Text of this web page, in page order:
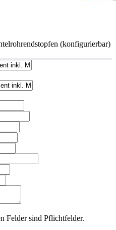
(konfigurierbar)
Felder sind Pflichtfelder.